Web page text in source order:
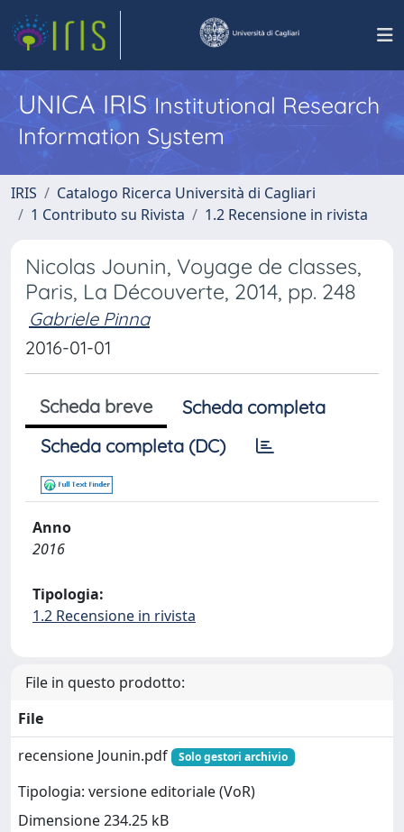
UNICA IRISInstitutional Research
Information System
IRIS
Catalogo Ricerca Università di Cagliari
1 Contributo su Rivista
1.2 Recensione in rivista
Nicolas Jounin, Voyage de classes,
Paris, La Découverte, 2014, pp. 248
Gabriele Pinna
2016-01-01
Scheda breve
Scheda completa
Scheda completa (DC)
Anno
2016
Tipologia:
1.2 Recensione in rivista
File in questo prodotto:
File
recensione Jounin.pdf
Solo gestori archivio
Tipologia: versione editoriale (VoR)
Dimensione 234.25 kB